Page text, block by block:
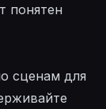
понятен
сценам для